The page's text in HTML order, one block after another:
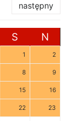
następny
S N
1 2
8 9
15 16
22 23